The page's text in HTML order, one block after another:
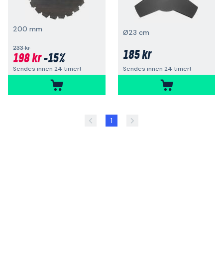
200 mm
233 kr
198 kr-15%
Sendes innen 24 timer!
Ø23 cm
185 kr
Sendes innen 24 timer!
1